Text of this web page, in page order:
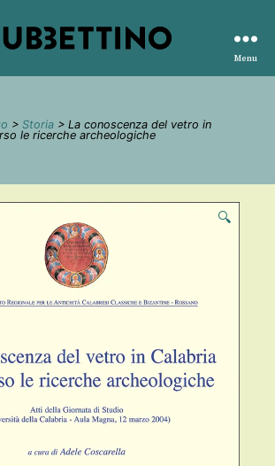
editore
Menu
> Storia > La conoscenza del vetro in
le ricerche archeologiche
🔍